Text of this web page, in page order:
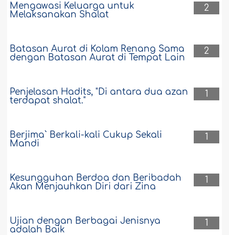
2
Mengawasi Keluarga untuk
Melaksanakan Shalat
2
Batasan Aurat di Kolam Renang Sama
dengan Batasan Aurat di Tempat Lain
1
Penjelasan Hadits, "Di antara dua azan
terdapat shalat."
1
Berjima` Berkali-kali Cukup Sekali
Mandi
1
Kesungguhan Berdoa dan Beribadah
Akan Menjauhkan Diri dari Zina
1
Ujian dengan Berbagai Jenisnya
adalah Baik